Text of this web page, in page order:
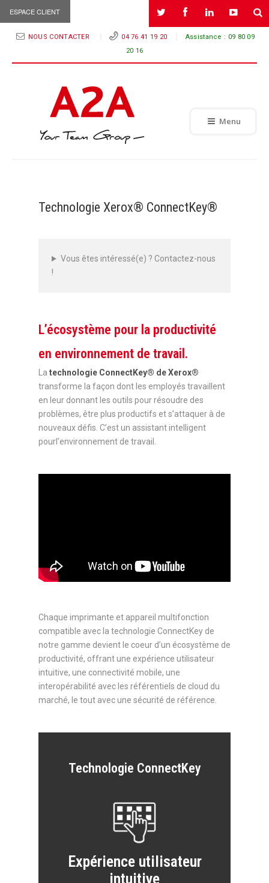
ESPACE CLIENT
NOUS CONTACTER 04 76 41 19 20 Assistance : 09 80 09
20 16
Menu
Technologie Xerox® ConnectKey®
Vous êtes intéressé(e) ? Contactez-nous
!
L’écosystème pour la productivité
en environnement de travail.
La technologie ConnectKey® de Xerox®
transforme la façon dont les employés travaillent
en leur donnant les outils pour résoudre des
problèmes, être plus productifs et s’attaquer à de
nouveaux défis. C’est un assistant intelligent
pourl’environnement de travail.
Chaque imprimante et appareil multifonction
compatible avec la technologie ConnectKey de
notre gamme devient le coeur d’un écosystème de
productivité, offrant une expérience utilisateur
intuitive, une connectivité mobile, une
interopérabilité avec les référentiels de cloud du
marché, le tout avec une sécurité de référence.
Technologie ConnectKey
Expérience utilisateur
intuitive